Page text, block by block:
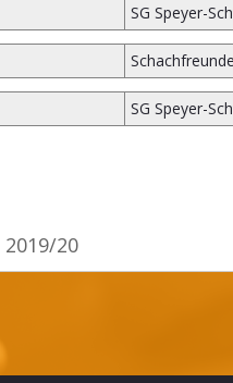
SG Speyer-
SG Speyer-
2019/20